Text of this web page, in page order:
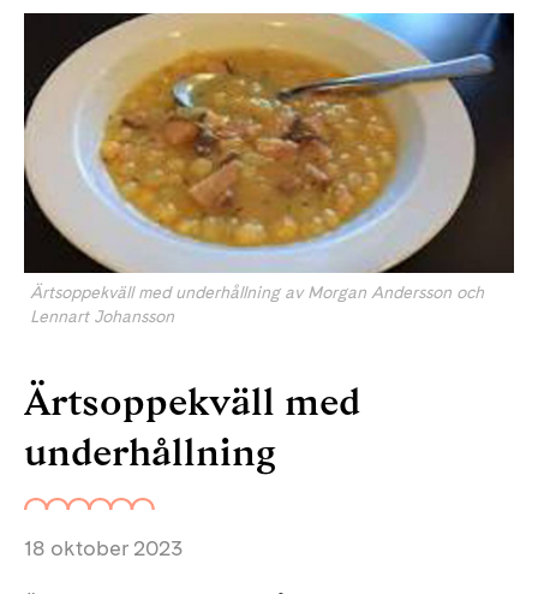
Ärtsoppekväll med underhållning av Morgan Andersson och
Lennart Johansson
Ärtsoppekväll med
underhållning
18 oktober 2023